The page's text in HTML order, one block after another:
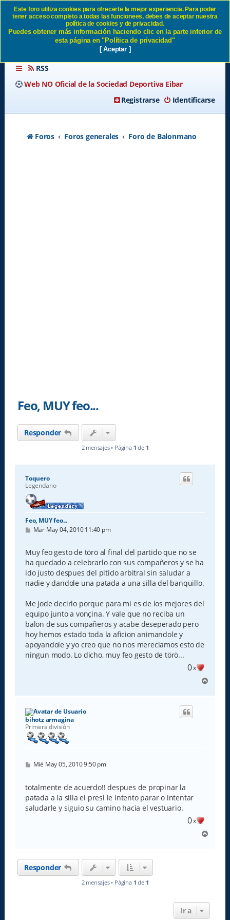
Feo, MUY feo... SD Eibar
RSS
Web NO Oficial de la Sociedad Deportiva Eibar
Identificarse
Registrarse
Foros Foros generales Foro de Balonmano
Feo, MUY feo...
Responder
2 mensajes • Página 1 de 1
Toquero
Legendario
Feo, MUY feo...
M
s
a
j
e
Mar May 04, 2010 11:40 pm
Muy feo gesto de törö al final del partido que no se
ha quedado a celebrarlo con sus compañeros y se ha
ido justo despues del pitido arbitral sin saludar a
nadie y dandole una patada a una silla del banquillo.
Me jode decirlo porque para mi es de los mejores del
equipo junto a vonçina. Y vale que no reciba un
balon de sus compañeros y acabe deseperado pero
hoy hemos estado toda la aficion animandole y
apoyandole y yo creo que no nos mereciamos esto de
ningun modo. Lo dicho, muy feo gesto de törö...
0x
r
bihotz armagina
Primera división
M
s
a
j
e
Mié May 05, 2010 9:50 pm
totalmente de acuerdo!! despues de propinar la
patada a la silla el presi le intento parar o intentar
saludarle y siguio su camino hacia el vestuario.
0x
Responder
2 mensajes • Página 1 de 1
Ir a
Este foro utiliza cookies para ofrecerte la mejor experiencia. Para poder
tener acceso completo a todas las funcionees, debes de aceptar nuestra
política de cookies y de privacidad.
Puedes obtener más información haciendo clic en la parte inferior de
esta página en "Política de privacidad"
[ Aceptar ]